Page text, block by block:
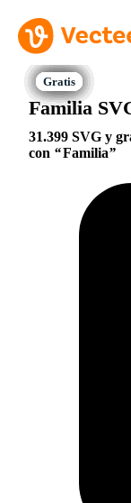
Familia
31.399 SVG y
con
Familia